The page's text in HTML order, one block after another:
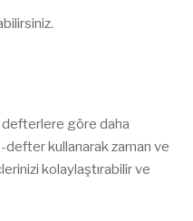
defterlere göre daha
kullanarak zaman ve
kolaylaştırabilir ve